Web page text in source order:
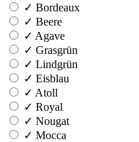
✓ Bordeaux
✓ Beere
✓ Agave
✓ Grasgrün
✓ Lindgrün
✓ Eisblau
✓ Atoll
✓ Royal
✓ Nougat
✓ Mocca